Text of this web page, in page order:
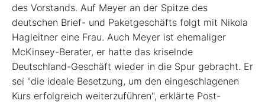
des Vorstands. Auf Meyer an der Spitze des
deutschen Brief- und Paketgeschäfts folgt mit Nikola
Hagleitner eine Frau. Auch Meyer ist ehemaliger
McKinsey-Berater, er hatte das kriselnde
Deutschland-Geschäft wieder in die Spur gebracht. Er
sei "die ideale Besetzung, um den eingeschlagenen
Kurs erfolgreich weiterzuführen", erklärte Post-